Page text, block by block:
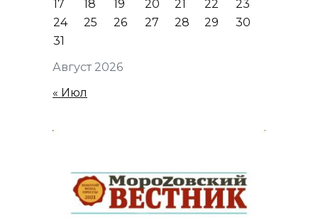
Август 2026
17
18 19 20 21 22
23
24
25 26 27 28 29
30
31
« Июл